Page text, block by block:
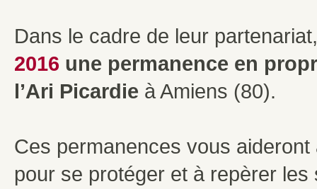
Dans le cadre de leur
2016 une permanence en
l’Ari Picardie à Amiens (80).
Ces permanences vous
pour se protéger et à repèrer